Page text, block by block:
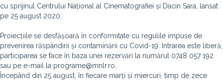
cu sprijinul Centrului Național al Cinematografiei și Dacin Sara, lansat
pe 25 august 2020.
Proiecțiile se desfășoară în conformitate cu regulile impuse de
prevenirea răspândirii și contaminării cu Covid-19. Intrarea este liberă,
participarea se face în baza unei rezervări la numărul 0748 057 192
sau pe e-mail la programe@mnlr.ro.
Începând din 25 august, în fiecare marți și miercuri, timp de zece